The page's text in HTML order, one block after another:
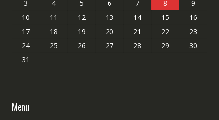
3
4 5 6 7 8
9
10
11 12 13 14 15
16
17
18 19 20 21 22
23
24
25 26 27 28 29
30
31
Menu